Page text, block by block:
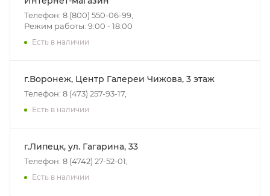
Телефон: 8 (800) 550-06-99,
Режим работы: 9:00 - 18:00
Есть в наличии
г.Воронеж, Центр Галереи Чижова, 3 этаж
Телефон: 8 (473) 257-93-17,
Есть в наличии
г.Липецк, ул. Гагарина, 33
Телефон: 8 (4742) 27-52-01,
Есть в наличии